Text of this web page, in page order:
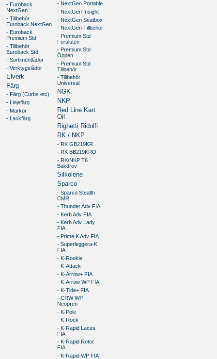
- Euroback
NextGen
- Tillbehör
Euroback NextGen
- Euroback
Premium Std
- Tillbehör
Euroback Std
- Sortimentlådor
- Verktygslådor
Elverk
Färg
- Färg (Curbs etc)
- Linjefärg
- Markör
- Lackfärg
- NextGen Portable
- NextGen Insight
- NextGen Seatbox
- NextGen Tillbehör
- Premium Std
Försluten
- Premium Std
Öppen
- Premium Std
Tillbehör
- Tillbehör
Universal
NGK
NKP
Red Line Kart
Oil
Righetti Ridolfi
RK / NKP
- RK GB219KR
- RK BB219KRO
- RK/NKP T6
Bakdrev
Silkolene
Sparco
- Sparco Stealth
CMR
- Thunder Adv FIA
- Kerb Adv FIA
- Kerb Adv Lady
FIA
- Prime K Adv FIA
- Superleggera-K
FIA
- K-Rookie
- K-Attack
- K-Arrow+ FIA
- K-Arrow WP FIA
- K-Tide+ FIA
- CRW WP
Neopren
- K-Pole
- K-Rock
- K-Rapid Laces
FIA
- K-Rapid Rotor
FIA
- K-Rapid WP FIA